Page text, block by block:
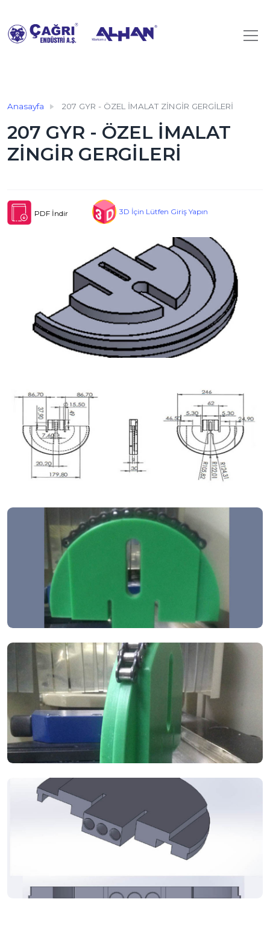
Anasayfa 207 GYR - ÖZEL İMALAT ZİNGİR GERGİLERİ
207 GYR - ÖZEL İMALAT
ZİNGİR GERGİLERİ
PDF İndir 3D İçin Lütfen Giriş Yapın